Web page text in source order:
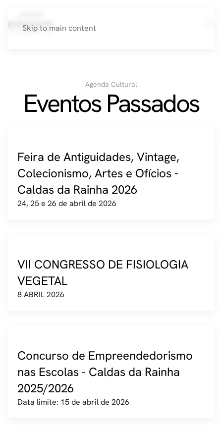
Skip to main content
Agenda Cultural
Eventos Passados
Feira de Antiguidades, Vintage,
Colecionismo, Artes e Ofícios -
Caldas da Rainha 2026
24, 25 e 26 de abril de 2026
VII CONGRESSO DE FISIOLOGIA
VEGETAL
8 ABRIL 2026
Concurso de Empreendedorismo
nas Escolas - Caldas da Rainha
2025/2026
Data limite: 15 de abril de 2026